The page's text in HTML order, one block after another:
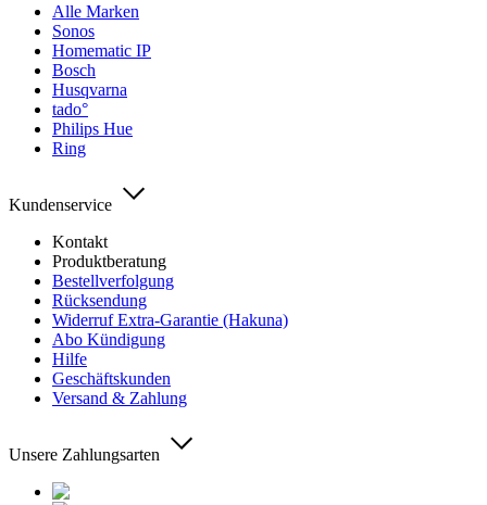
Alle Marken
Sonos
Homematic IP
Bosch
Husqvarna
tado°
Philips Hue
Ring
Kundenservice
Kontakt
Produktberatung
Bestellverfolgung
Rücksendung
Widerruf Extra-Garantie (Hakuna)
Abo Kündigung
Hilfe
Geschäftskunden
Versand & Zahlung
Unsere Zahlungsarten